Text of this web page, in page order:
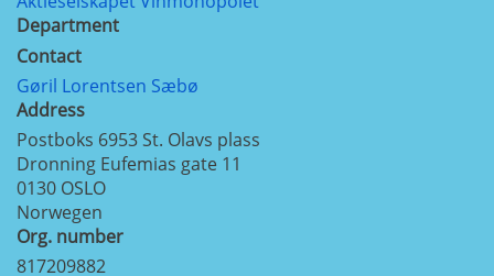
Department
Contact
Gøril Lorentsen Sæbø
Address
Postboks 6953 St. Olavs plass
Dronning Eufemias gate 11
0130 OSLO
Norwegen
Org. number
817209882